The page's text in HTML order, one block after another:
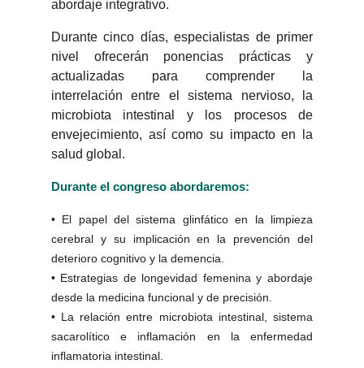
abordaje integrativo.
Durante cinco días, especialistas de primer
nivel ofrecerán ponencias prácticas y
actualizadas para comprender la
interrelación entre el sistema nervioso, la
microbiota intestinal y los procesos de
envejecimiento, así como su impacto en la
salud global.
Durante el congreso abordaremos:
• El papel del sistema glinfático en la limpieza
cerebral y su implicación en la prevención del
deterioro cognitivo y la demencia.
• Estrategias de longevidad femenina y abordaje
desde la medicina funcional y de precisión.
• La relación entre microbiota intestinal, sistema
sacarolítico e inflamación en la enfermedad
inflamatoria intestinal.